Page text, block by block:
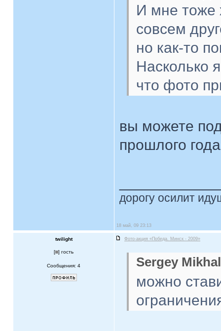
И мне тоже
совсем
но как-то
Насколько
что фото
вы можете
прошлого
дорогу осилит
18 май, 09 23:13
twilight Фото-акция «Победа. Минск - 2009»
[ ] гость
Сообщения: 4 Sergey
можно